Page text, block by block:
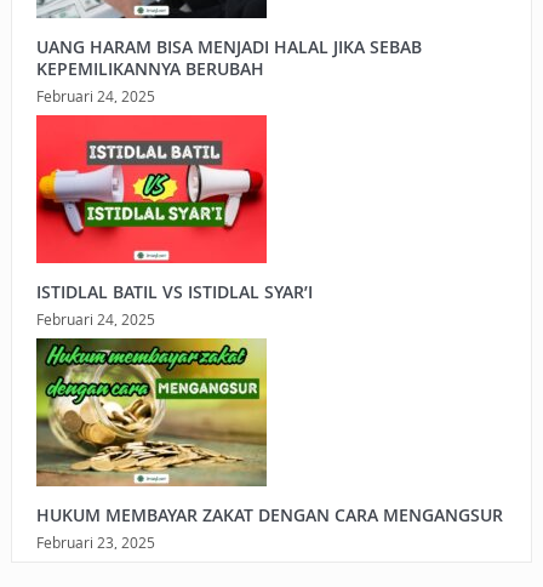
UANG HARAM BISA MENJADI HALAL JIKA SEBAB
KEPEMILIKANNYA BERUBAH
Februari 24, 2025
ISTIDLAL BATIL VS ISTIDLAL SYAR’I
Februari 24, 2025
HUKUM MEMBAYAR ZAKAT DENGAN CARA MENGANGSUR
Februari 23, 2025